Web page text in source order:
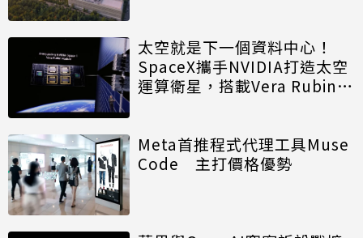
太空就是下一個資料中心！
SpaceX攜手NVIDIA打造太空
運算衛星，搭載Vera Rubin運
Meta首推程式代理工具Muse
Code 主打價格優勢